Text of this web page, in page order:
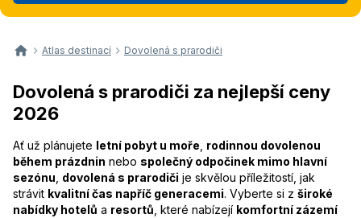
Atlas destinací Dovolená s prarodiči
Dovolená s prarodiči za nejlepší ceny
2026
Ať už plánujete letní pobyt u moře rodinnou dovolenou
během prázdnin nebo společný odpočinek mimo hlavní
sezónu dovolená s prarodiči je skvělou příležitostí, jak
strávit kvalitní čas napříč generacemi. Vyberte si z široké
nabídky hotelů a resortů , které nabízejí komfortní zázemí